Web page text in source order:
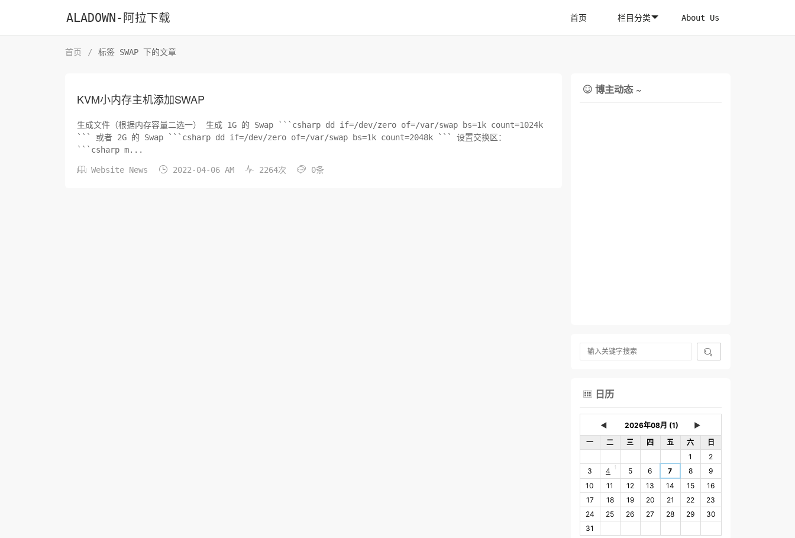
ALADOWN-阿拉下载 首页 栏目分类 About Us
首页 / 标签 SWAP 下的文章
KVM小内存主机添加SWAP
生成文件（根据内存容量二选一） 生成 1G 的 Swap ```csharp dd if=/dev/zero of=/var/swap bs=1k count=1024k
``` 或者 2G 的 Swap ```csharp dd if=/dev/zero of=/var/swap bs=1k count=2048k ``` 设置交换区：
```csharp m...
 Website News  2022-04-06 AM  2264次  0条
 博主动态 ~

 日历
◄
►
一
二 三 四 五 六
日
1
2
3
4 1 5 6 7 8
9
10
11 12 13 14 15
16
17
18 19 20 21 22
23
24
25 26 27 28 29
30
31